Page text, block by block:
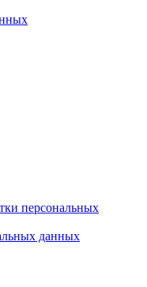
персональных
данных